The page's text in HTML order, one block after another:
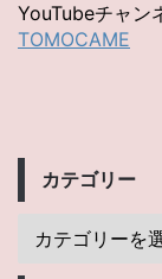
YouTubeチャン
TOMOCAME
カテゴリー